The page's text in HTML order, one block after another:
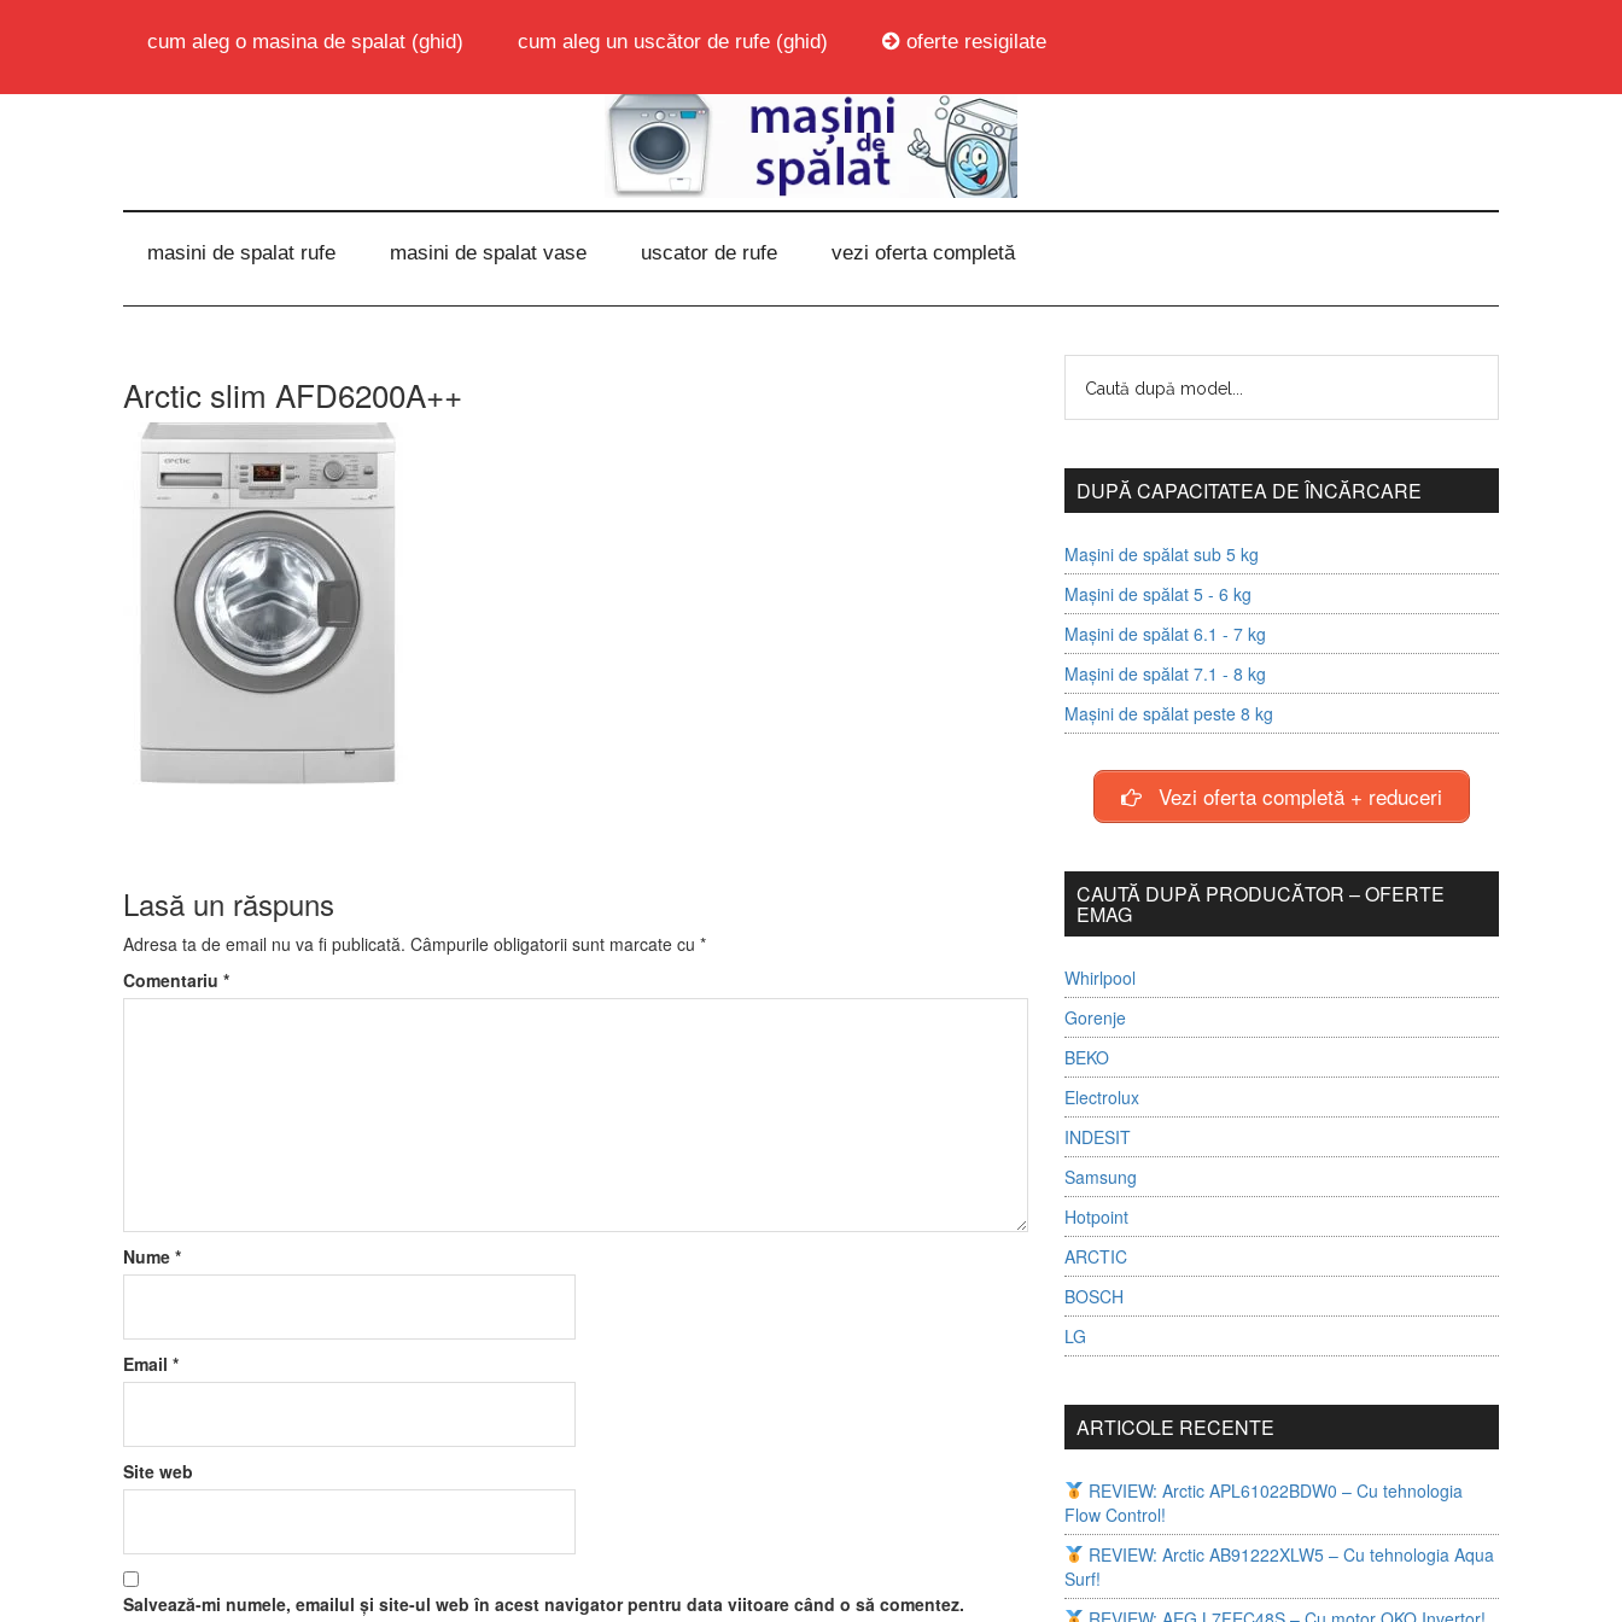
cum aleg o masina de spalat (ghid) cum aleg un uscător de rufe (ghid) oferte resigilate
masini de spalat rufe masini de spalat vase uscator de rufe vezi oferta completă
Arctic slim AFD6200A++
Lasă un răspuns
Adresa ta de email nu va fi publicată. Câmpurile obligatorii sunt marcate cu *
Comentariu *
Nume *
Email *
Site web
Salvează-mi numele, emailul și site-ul web în acest navigator pentru data viitoare când o să comentez.
DUPĂ CAPACITATEA DE ÎNCĂRCARE
Mașini de spălat sub 5 kg
Mașini de spălat 5 - 6 kg
Mașini de spălat 6.1 - 7 kg
Mașini de spălat 7.1 - 8 kg
Mașini de spălat peste 8 kg
Vezi oferta completă + reduceri
CAUTĂ DUPĂ PRODUCĂTOR – OFERTE
EMAG
Whirlpool
Gorenje
BEKO
Electrolux
INDESIT
Samsung
Hotpoint
ARCTIC
BOSCH
LG
ARTICOLE RECENTE
REVIEW: Arctic APL61022BDW0 – Cu tehnologia
Flow Control!
REVIEW: Arctic AB91222XLW5 – Cu tehnologia Aqua
Surf!